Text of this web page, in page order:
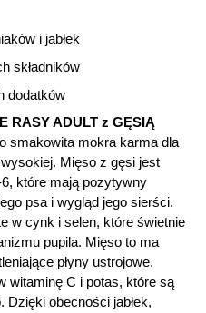
i jabłek
składników
dodatków
RASY ADULT z GĘSIĄ
smakowita mokra karma dla
Mięso z gęsi jest
które mają pozytywny
psa i wygląd jego sierści.
w cynk i selen, które świetnie
pupila. Mięso to ma
płyny ustrojowe.
witaminę C i potas, które są
Dzięki obecności jabłek,